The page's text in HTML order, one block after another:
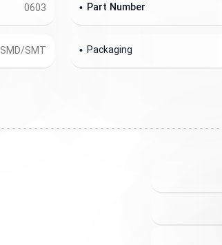
Part Number
0603
Packaging
SMD/SMT